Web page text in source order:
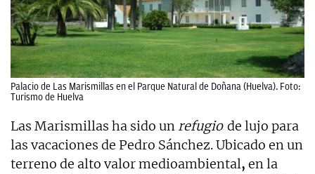
Palacio de Las Marismillas en el Parque Natural de Doñana (Huelva). Foto:
Turismo de Huelva
Las Marismillas ha sido un refugio de lujo para
las vacaciones de Pedro Sánchez. Ubicado en un
terreno de alto valor medioambiental, en la